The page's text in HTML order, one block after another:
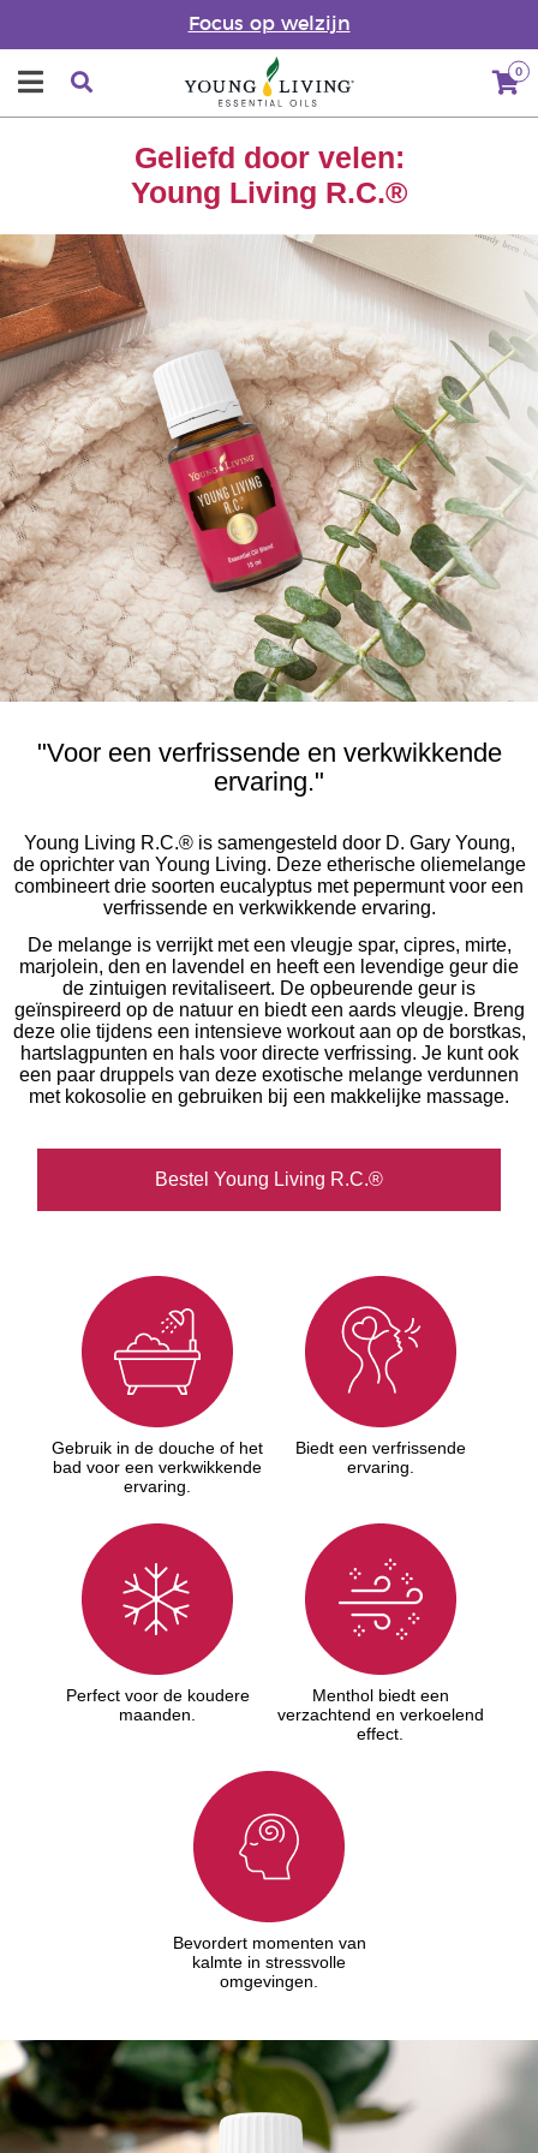
Focus op welzijn
0
Geliefd door velen:
Young Living R.C.®
"Voor een verfrissende en verkwikkende
ervaring."
Young Living R.C.® is samengesteld door D. Gary Young,
de oprichter van Young Living. Deze etherische oliemelange
combineert drie soorten eucalyptus met pepermunt voor een
verfrissende en verkwikkende ervaring.
De melange is verrijkt met een vleugje spar, cipres, mirte,
marjolein, den en lavendel en heeft een levendige geur die
de zintuigen revitaliseert. De opbeurende geur is
geïnspireerd op de natuur en biedt een aards vleugje. Breng
deze olie tijdens een intensieve workout aan op de borstkas,
hartslagpunten en hals voor directe verfrissing. Je kunt ook
een paar druppels van deze exotische melange verdunnen
met kokosolie en gebruiken bij een makkelijke massage.
Bestel Young Living R.C.®
Gebruik in de douche of het
bad voor een verkwikkende
ervaring.
Biedt een verfrissende
ervaring.
Perfect voor de koudere
maanden.
Menthol biedt een
verzachtend en verkoelend
effect.
Bevordert momenten van
kalmte in stressvolle
omgevingen.